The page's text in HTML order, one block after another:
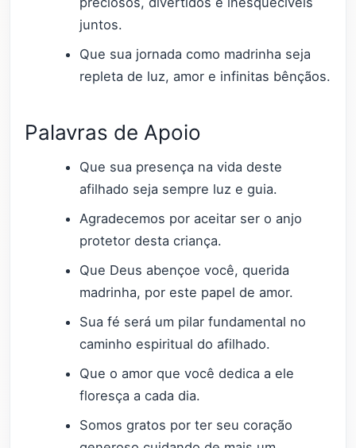
juntos.
Que sua jornada como madrinha seja
repleta de luz, amor e infinitas bênçãos.
Palavras de Apoio
Que sua presença na vida deste
afilhado seja sempre luz e guia.
Agradecemos por aceitar ser o anjo
protetor desta criança.
Que Deus abençoe você, querida
madrinha, por este papel de amor.
Sua fé será um pilar fundamental no
caminho espiritual do afilhado.
Que o amor que você dedica a ele
floresça a cada dia.
Somos gratos por ter seu coração